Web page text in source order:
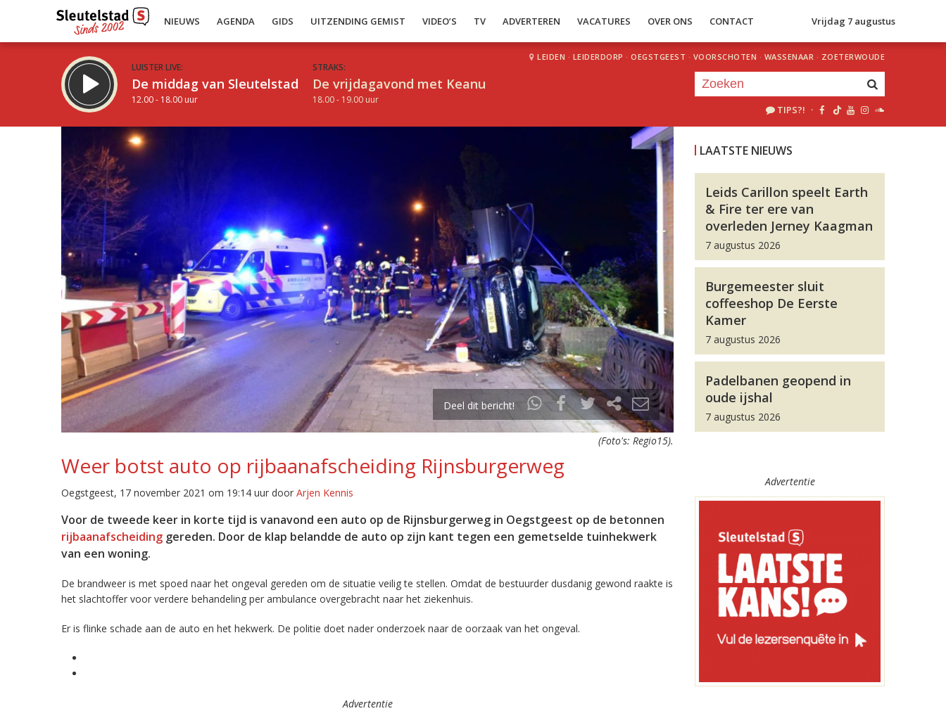
NIEUWS AGENDA GIDS UITZENDING GEMIST VIDEO’S TV ADVERTEREN VACATURES OVER ONS CONTACT Vrijdag 7 augustus
LUISTER LIVE:
De middag van Sleutelstad
12.00 - 18.00 uur
STRAKS:
De vrijdagavond met Keanu
18.00 - 19.00 uur
LEIDEN · LEIDERDORP · OEGSTGEEST · VOORSCHOTEN · WASSENAAR · ZOETERWOUDE
TIPS?! ·
Inklappen
Deel dit bericht!
(Foto's: Regio15).
Weer botst auto op rijbaanafscheiding Rijnsburgerweg
Oegstgeest, 17 november 2021 om 19:14 uur door Arjen Kennis
Voor de tweede keer in korte tijd is vanavond een auto op de Rijnsburgerweg in Oegstgeest op de betonnen
rijbaanafscheiding gereden. Door de klap belandde de auto op zijn kant tegen een gemetselde tuinhekwerk
van een woning.
De brandweer is met spoed naar het ongeval gereden om de situatie veilig te stellen. Omdat de bestuurder dusdanig gewond raakte is
het slachtoffer voor verdere behandeling per ambulance overgebracht naar het ziekenhuis.
Er is flinke schade aan de auto en het hekwerk. De politie doet nader onderzoek naar de oorzaak van het ongeval.
Advertentie
LAATSTE NIEUWS
Leids Carillon speelt Earth
& Fire ter ere van
overleden Jerney Kaagman
7 augustus 2026
Burgemeester sluit
coffeeshop De Eerste
Kamer
7 augustus 2026
Padelbanen geopend in
oude ijshal
7 augustus 2026
Advertentie